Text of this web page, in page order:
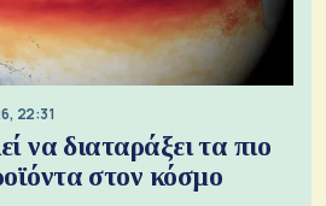
22:31
να διαταράξει τα πιο
στον κόσμο